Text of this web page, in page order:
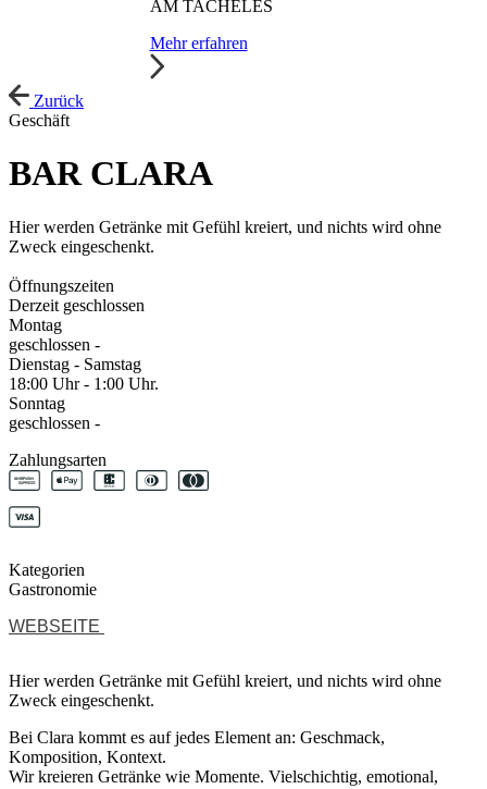
AM TACHELES
Mehr erfahren
Zurück
Geschäft
BAR CLARA
Hier werden Getränke mit Gefühl kreiert, und nichts wird ohne
Zweck eingeschenkt.
Öffnungszeiten
Derzeit geschlossen
Montag
geschlossen -
Dienstag - Samstag
18:00 Uhr - 1:00 Uhr.
Sonntag
geschlossen -
Zahlungsarten
Kategorien
Gastronomie
WEBSEITE
Hier werden Getränke mit Gefühl kreiert, und nichts wird ohne
Zweck eingeschenkt.
Bei Clara kommt es auf jedes Element an: Geschmack,
Komposition, Kontext.
Wir kreieren Getränke wie Momente. Vielschichtig, emotional,